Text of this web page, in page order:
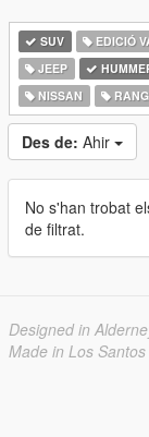
SUV EDICIÓ
JEEP
NISSAN
Des de: Ahir
No s'han trobat
de filtrat.
Designed in
Made in Los Santos